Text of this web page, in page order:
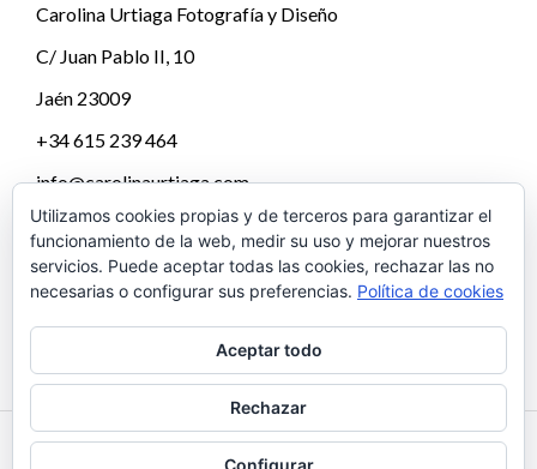
Carolina Urtiaga Fotografía y Diseño
C/ Juan Pablo II, 10
Jaén 23009
+34 615 239 464
info@carolinaurtiaga.com
Utilizamos cookies propias y de terceros para garantizar el
funcionamiento de la web, medir su uso y mejorar nuestros
servicios. Puede aceptar todas las cookies, rechazar las no
necesarias o configurar sus preferencias. Política de cookies
Aceptar todo
Rechazar
Configurar